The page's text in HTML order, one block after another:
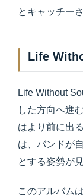
とキャッチー
Life
Life Without
した方向へ進
はより前に出る
は、バンドが
とする姿勢が
このアルバム